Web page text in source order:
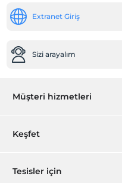
Extranet Giriş
Sizi arayalım
Müşteri hizmetleri
Rezervasyon yönet
Keşfet
Hediye Kart
Tesisler için